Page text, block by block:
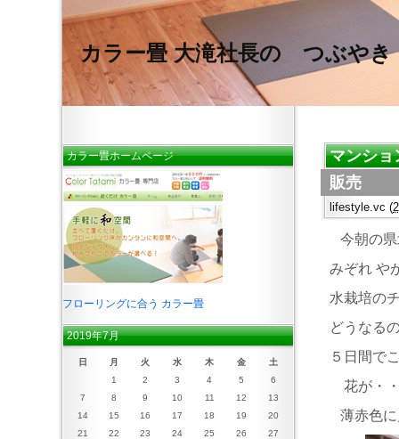
カラー畳 大滝社長の つぶやき
マンショ
販売
lifestyle.vc (
今朝の
みぞれ や
水栽培の
どうなる
５日間で
花が・
薄赤色に
カラー畳ホームページ
フローリングに合う カラー畳
2019年7月
日 月 火 水 木 金
土
1
2 3 4 5
6
7
8 9 10 11 12
13
14
15 16 17 18 19
20
21
22 23 24 25 26
27